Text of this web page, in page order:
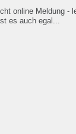
online Meldung
es auch egal...